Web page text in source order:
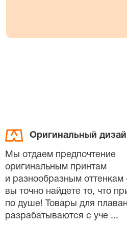
Оригинальный
Мы отдаем предпочтение
оригинальным принтам
и разнообразным
вы точно найдете то, что
по душе! Товары для
разрабатываются с уче ...